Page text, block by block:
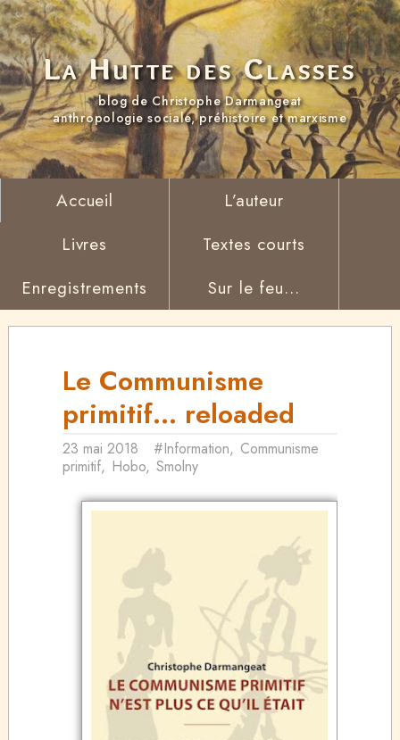
La Hutte des Classes
blog de Christophe Darmangeat
anthropologie sociale, préhistoire et marxisme
Accueil
L’auteur
Livres
Textes courts
Enregistrements
Sur le feu...
Le Communisme
primitif... reloaded
23 mai 2018 #Information, Communisme
primitif, Hobo, Smolny